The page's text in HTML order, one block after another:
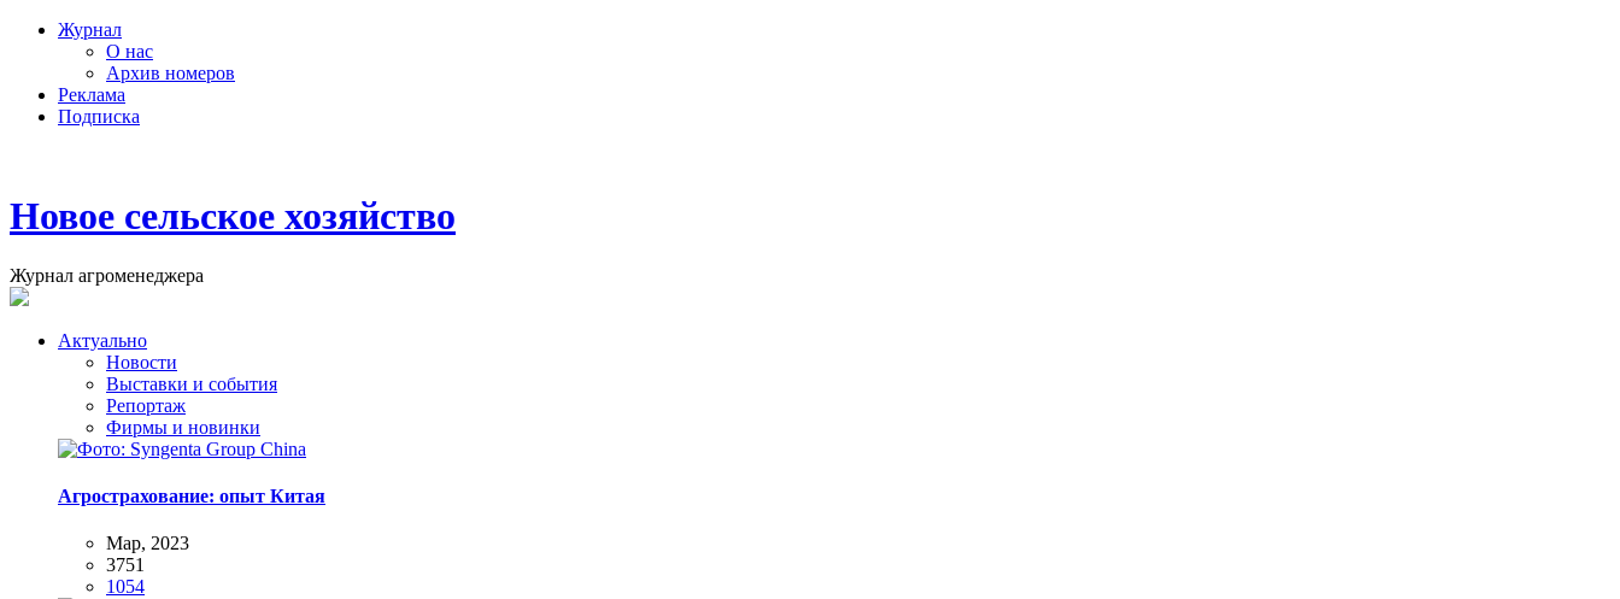
Журнал
О нас
Архив номеров
Реклама
Подписка
Новое сельское хозяйство
Журнал агроменеджера
Актуально
Новости
Выставки и события
Репортаж
Фирмы и новинки
Агрострахование: опыт Китая
Мар, 2023
3751
1054